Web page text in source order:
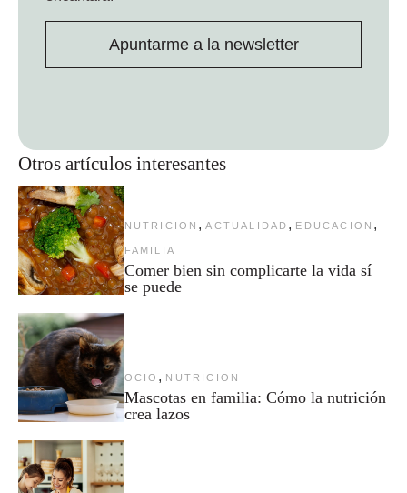
Otros artículos interesantes
NUTRICION , ACTUALIDAD , EDUCACION ,
FAMILIA
Comer bien sin complicarte la vida sí
se puede
OCIO , NUTRICION
Mascotas en familia: Cómo la nutrición
crea lazos
Apuntarme a la newsletter